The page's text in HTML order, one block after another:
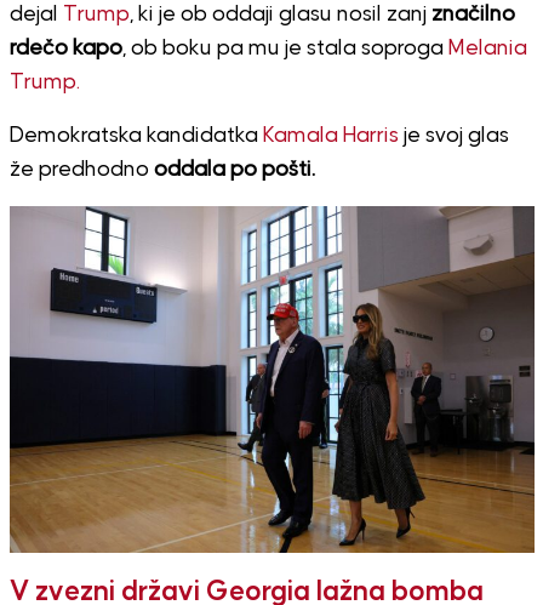
dejal
Trump, ki je ob oddaji glasu nosil zanj značilno
rdečo kapo, ob boku pa mu je stala soproga Melania
Trump.
Demokratska kandidatka Kamala Harris je svoj glas
že predhodno oddala po pošti.
V zvezni državi Georgia lažna bomba